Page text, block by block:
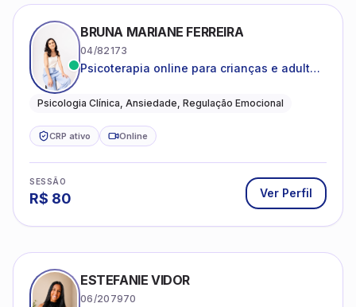
BRUNA MARIANE FERREIRA
04/82173
Psicoterapia online para crianças e adultos
reduzir a ansiedade e construir uma vida
Psicologia Clínica, Ansiedade, Regulação Emocional
CRP ativo Online
SESSÃO
R$ 80 Ver Perfil
ESTEFANIE VIDOR
06/207970